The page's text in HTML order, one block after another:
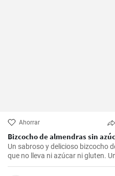
Ahorrar
Bizcocho de almendras sin
Un sabroso y delicioso bizcocho
que no lleva ni azúcar ni gluten.
adaptar a muchas personas.